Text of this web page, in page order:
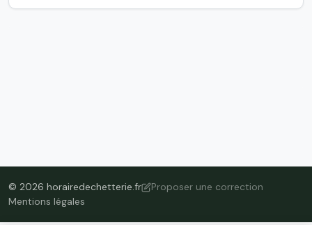
© 2026 horairedechetterie.fr
Proposer une correction
Mentions légales